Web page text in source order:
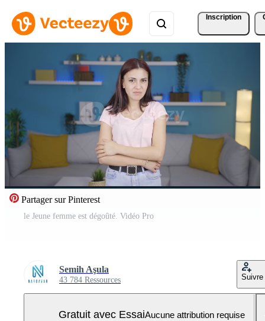
Inscription
Partager sur Pinterest
le Jeune femme est dégoûté. Vidéo Pro
Semih Aşula
43 784 Ressources Suivre
Gratuit avec EssaiAucune attribution requise